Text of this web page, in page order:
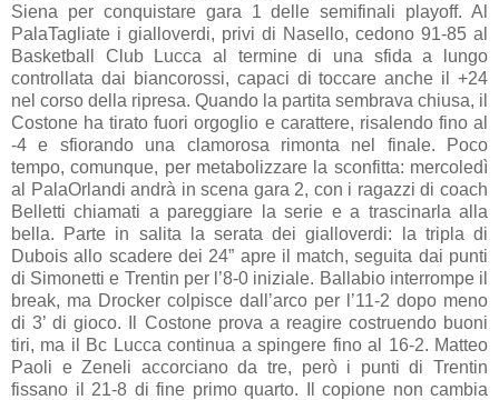
Siena per conquistare gara 1 delle semifinali playoff. Al
PalaTagliate i gialloverdi, privi di Nasello, cedono 91-85 al
Basketball Club Lucca al termine di una sfida a lungo
controllata dai biancorossi, capaci di toccare anche il +24
nel corso della ripresa. Quando la partita sembrava chiusa, il
Costone ha tirato fuori orgoglio e carattere, risalendo fino al
-4 e sfiorando una clamorosa rimonta nel finale. Poco
tempo, comunque, per metabolizzare la sconfitta: mercoledì
al PalaOrlandi andrà in scena gara 2, con i ragazzi di coach
Belletti chiamati a pareggiare la serie e a trascinarla alla
bella. Parte in salita la serata dei gialloverdi: la tripla di
Dubois allo scadere dei 24” apre il match, seguita dai punti
di Simonetti e Trentin per l’8-0 iniziale. Ballabio interrompe il
break, ma Drocker colpisce dall’arco per l’11-2 dopo meno
di 3’ di gioco. Il Costone prova a reagire costruendo buoni
tiri, ma il Bc Lucca continua a spingere fino al 16-2. Matteo
Paoli e Zeneli accorciano da tre, però i punti di Trentin
fissano il 21-8 di fine primo quarto. Il copione non cambia